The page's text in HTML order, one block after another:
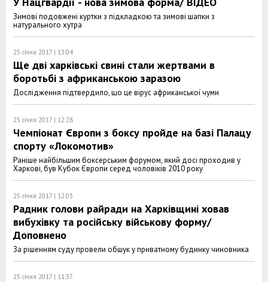
Зимові подовжені куртки з підкладкою та зимові шапки з
натурального хутра
25 січня 2017 | 13:04
Ще дві харківські свині стали жертвами в
боротьбі з африканською заразою
Дослідження підтвердило, що це вірус африканської чуми
25 січня 2017 | 12:28
Чемпіонат Європи з боксу пройде на базі Палацу
спорту «Локомотив»
Раніше найбільшим боксерським форумом, який досі проходив у
Харкові, був Кубок Європи серед чоловіків 2010 року
25 січня 2017 | 12:03
Радник голови райради на Харківщині ховав
вибухівку та російську військову форму/
Доповнено
За рішенням суду провели обшук у приватному будинку чиновника
25 січня 2017 | 11:37